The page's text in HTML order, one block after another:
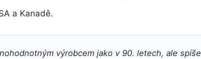
a Kanadě.
výrobcem jako v 90. letech, ale spíše